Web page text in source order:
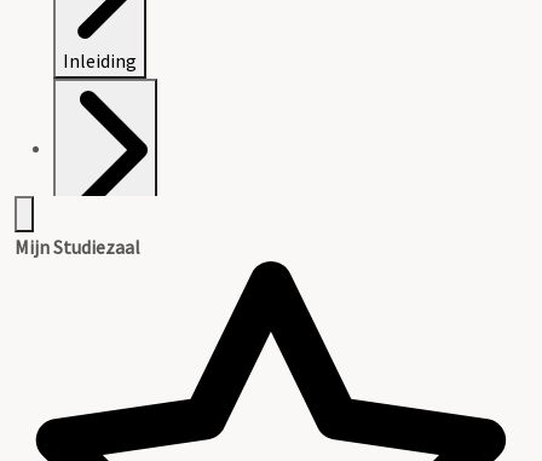
Inleiding
Mijn Studiezaal